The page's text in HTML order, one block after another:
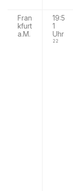
Fran
kfurt
a.M.
19:5
1
Uhr
22